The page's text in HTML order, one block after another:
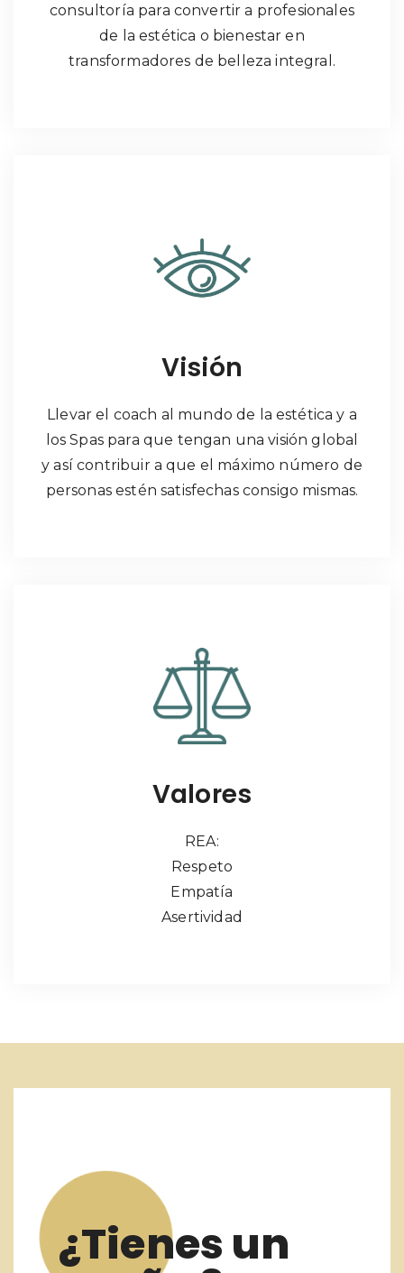
consultoría para convertir a profesionales
de la estética o bienestar en
transformadores de belleza integral.
Visión
Llevar el coach al mundo de la estética y a
los Spas para que tengan una visión global
y así contribuir a que el máximo número de
personas estén satisfechas consigo mismas.
Valores
REA:
Respeto
Empatía
Asertividad
¿Tienes un